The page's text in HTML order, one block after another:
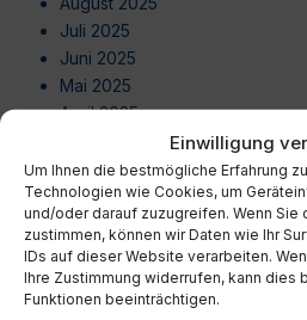
Einwilligung
Um Ihnen die bestmögliche Erfahrung
Technologien wie Cookies, um
und/oder darauf zuzugreifen. Wenn Sie
zustimmen, können wir Daten wie Ihr
IDs auf dieser Website verarbeiten.
Ihre Zustimmung widerrufen, kann dies
Funktionen beeinträchtigen.
Juli 2025
Juni 2025
Mai 2025
April 2025
Februar 2025
Januar 2025
Dezember 2024
November 2024
Oktober 2024
September 2024